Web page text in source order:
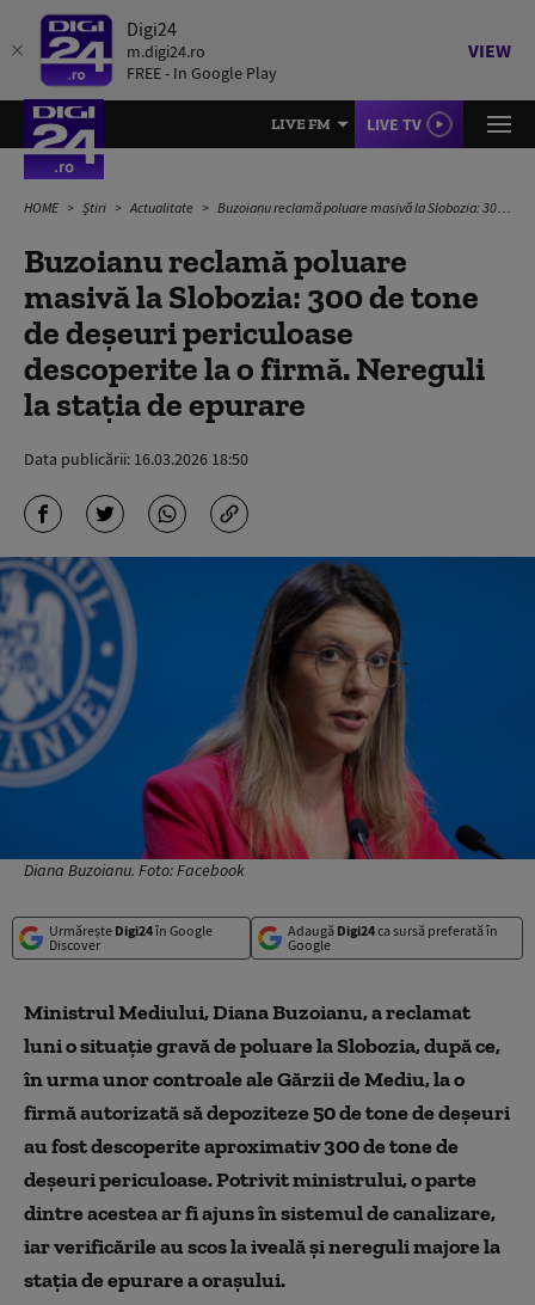
Digi24
m.digi24.ro
FREE - In Google Play
VIEW
LIVE FM LIVE TV
HOME Știri Actualitate Buzoianu reclamă poluare masivă la Slobozia: 300 de tone de deşeuri periculoase descoperite la o firmă. Nereguli la staţia de epurare
Buzoianu reclamă poluare
masivă la Slobozia: 300 de tone
de deşeuri periculoase
descoperite la o firmă. Nereguli
la staţia de epurare
Data publicării: 16.03.2026 18:50
Diana Buzoianu. Foto: Facebook
Urmărește Digi24în Google
Discover
Adaugă Digi24ca sursă preferată în
Google
Ministrul Mediului, Diana Buzoianu, a reclamat
luni o situație gravă de poluare la Slobozia, după ce,
în urma unor controale ale Gărzii de Mediu, la o
firmă autorizată să depoziteze 50 de tone de deșeuri
au fost descoperite aproximativ 300 de tone de
deșeuri periculoase. Potrivit ministrului, o parte
dintre acestea ar fi ajuns în sistemul de canalizare,
iar verificările au scos la iveală și nereguli majore la
stația de epurare a orașului.